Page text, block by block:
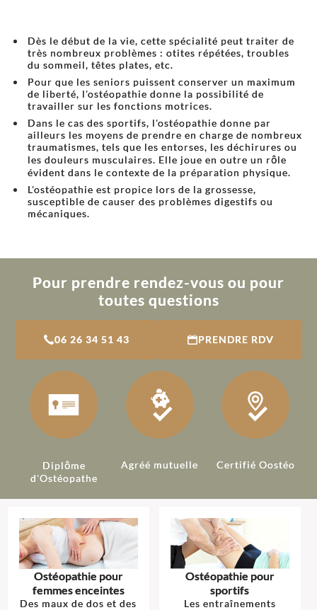
Dès le début de la vie, cette spécialité peut traiter de
très nombreux problèmes : otites répétées, troubles
du sommeil, têtes plates, etc.
Pour que les seniors puissent conserver un maximum
de liberté, l'ostéopathie donne la possibilité de
travailler sur les fonctions motrices.
Dans le cas des sportifs, l'ostéopathie donne par
ailleurs les moyens de prendre en charge de nombreux
traumatismes, tels que les entorses, les déchirures ou
les douleurs musculaires. Elle joue en outre un rôle
évident dans le contexte de la préparation physique.
L'ostéopathie est propice lors de la grossesse,
susceptible de causer des problèmes digestifs ou
mécaniques.
Pour prendre rendez-vous ou pour
toutes questions
06 26 34 51 43 PRENDRE RDV
Diplôme
d'Ostéopathe
Agréé mutuelle Certifié Oostéo
Ostéopathie pour
femmes enceintes
Des maux de dos et des
Ostéopathie pour
sportifs
Les entraînements